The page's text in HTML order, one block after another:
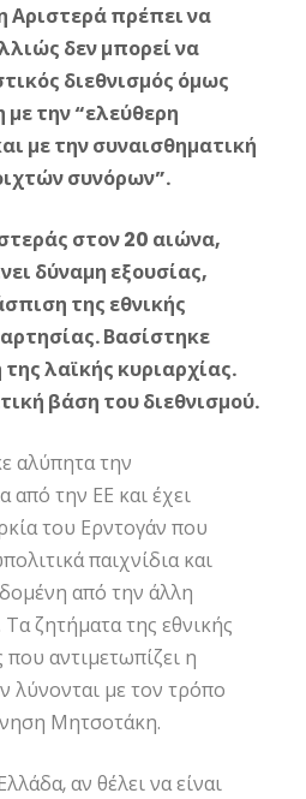
Αριστερά πρέπει να
δεν μπορεί να
διεθνισμός όμως
με την “ελεύθερη
με την συναισθηματική
συνόρων”.
στον 20 αιώνα,
δύναμη εξουσίας,
της εθνικής
Βασίστηκε
λαϊκής κυριαρχίας.
βάση του διεθνισμού.
αλύπητα την
από την ΕΕ και έχει
του Ερντογάν που
παιχνίδια και
από την άλλη
ζητήματα της εθνικής
που αντιμετωπίζει η
λύνονται με τον τρόπο
Μητσοτάκη.
αν θέλει να είναι